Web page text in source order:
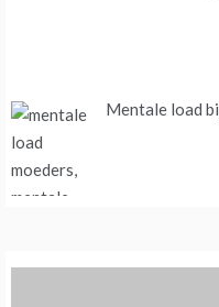
Mentale load